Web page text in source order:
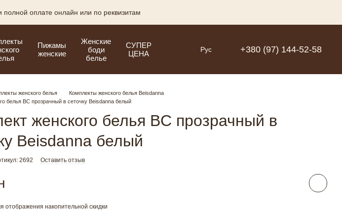
полной оплате онлайн или по реквизитам
Пижамы
женские
Женские
боди
белье
СУПЕР
ЦЕНА
Рус +380 (97) 144-52-58
женского белья
Комплекты женского белья Beisdanna
белья BC прозрачный в сеточку Beisdanna белый
женского белья BC прозрачный в
Beisdanna белый
2692 Оставить отзыв
отображения накопительной скидки